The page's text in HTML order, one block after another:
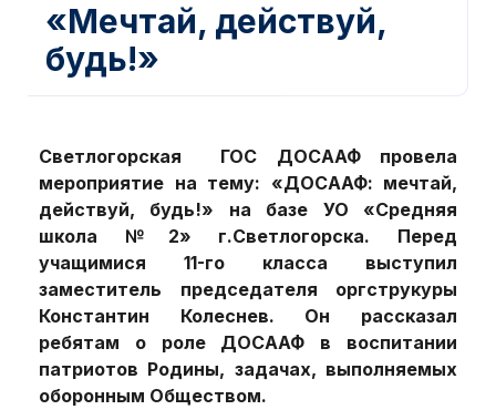
«Мечтай, действуй,
будь!»
Светлогорская ГОС ДОСААФ провела
мероприятие на тему: «ДОСААФ: мечтай,
действуй, будь!» на базе УО «Средняя
школа №2» г.Светлогорска. Перед
учащимися 11-го класса выступил
заместитель председателя оргструкуры
Константин Колеснев. Он рассказал
ребятам о роле ДОСААФ в воспитании
патриотов Родины, задачах, выполняемых
оборонным Обществом.